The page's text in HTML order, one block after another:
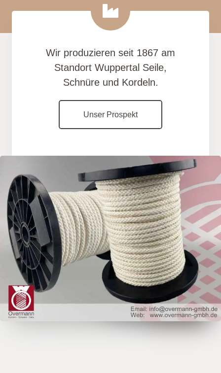
Wir produzieren seit 1867 am
Standort Wuppertal Seile,
Schnüre und Kordeln.
Unser Prospekt
Oeko-Tex® Zertifikat